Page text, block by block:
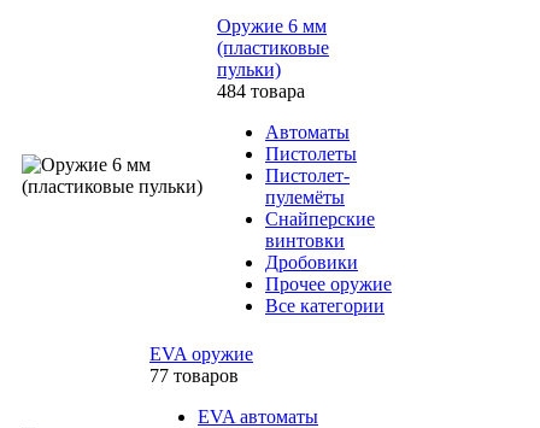
Оружие 6 мм
(пластиковые
пульки)
484 товара
Автоматы
Пистолеты
Пистолет-
пулемёты
Снайперские
винтовки
Дробовики
Прочее оружие
Все категории
EVA оружие
77 товаров
EVA автоматы